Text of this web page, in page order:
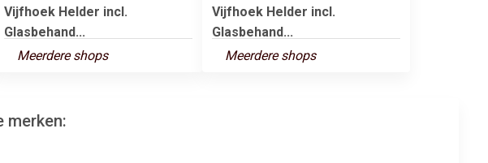
Vijfhoek Helder incl.
Glasbehand...
Meerdere shops
Vijfhoek Helder incl.
Glasbehand...
Meerdere shops
merken: